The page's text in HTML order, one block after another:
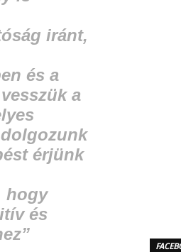
iránt,
és a
a
érjünk
hogy
és